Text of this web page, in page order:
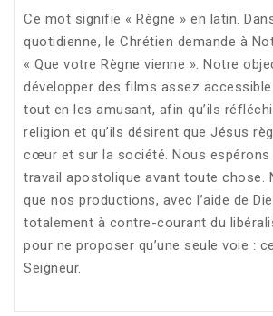
Ce mot signifie « Règne » en latin.
quotidienne, le Chrétien demande à
« Que votre Règne vienne ». Notre
développer des films assez
tout en les amusant, afin qu’ils
religion et qu’ils désirent que Jésus
cœur et sur la société. Nous espérons
travail apostolique avant toute chose.
que nos productions, avec l’aide de
totalement à contre-courant du
pour ne proposer qu’une seule voie :
Seigneur.